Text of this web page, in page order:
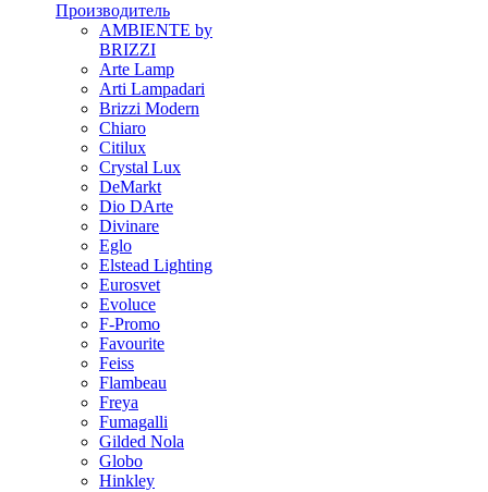
Производитель
AMBIENTE by
BRIZZI
Arte Lamp
Arti Lampadari
Brizzi Modern
Chiaro
Citilux
Crystal Lux
DeMarkt
Dio DArte
Divinare
Eglo
Elstead Lighting
Eurosvet
Evoluce
F-Promo
Favourite
Feiss
Flambeau
Freya
Fumagalli
Gilded Nola
Globo
Hinkley